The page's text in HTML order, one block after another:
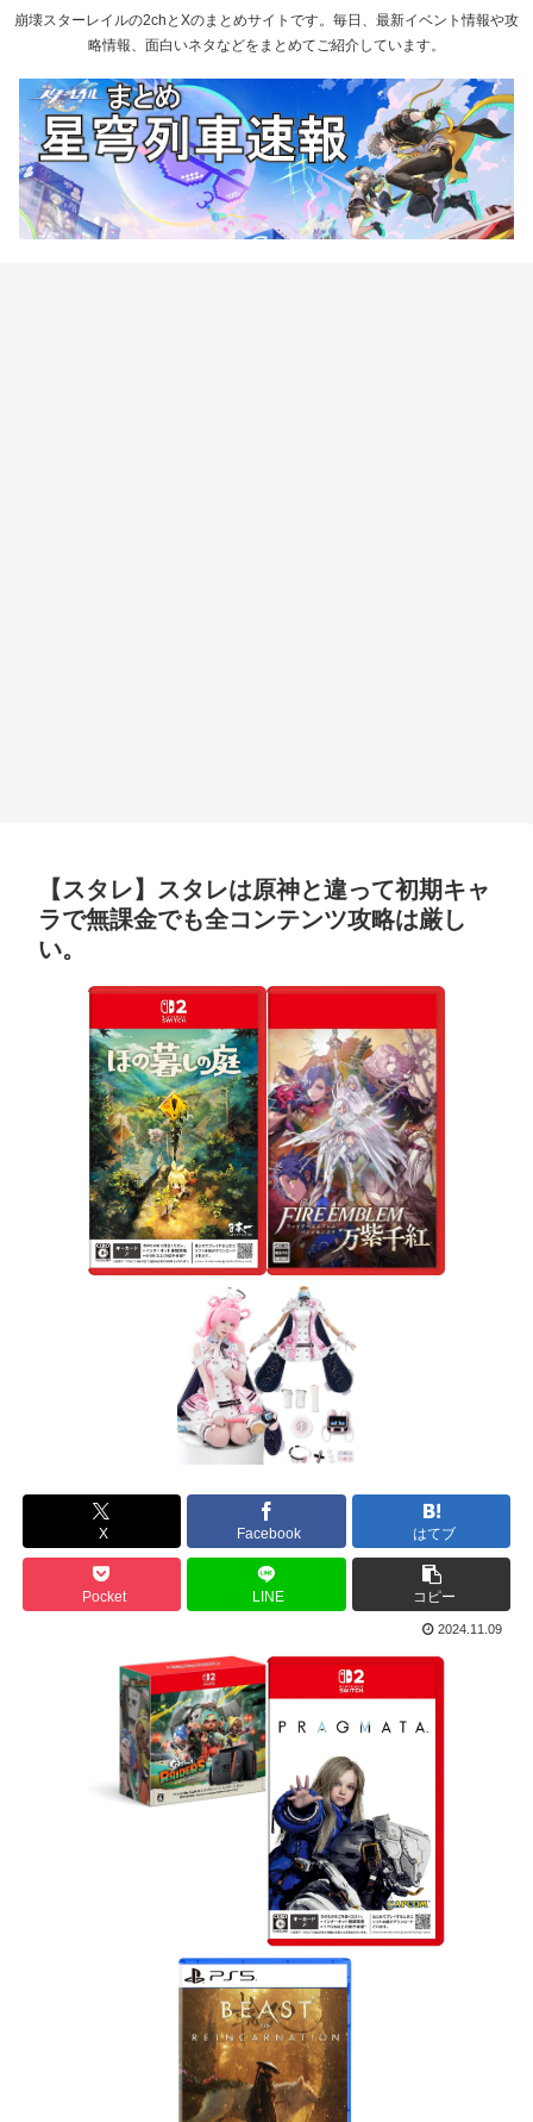
崩壊スターレイルの2chとXのまとめサイトです。毎日、最新イベント情報や攻
略情報、面白いネタなどをまとめてご紹介しています。
【スタレ】スタレは原神と違って初期キャ
ラで無課金でも全コンテンツ攻略は厳し
い。
X Facebook はてブ
Pocket LINE コピー
2024.11.09